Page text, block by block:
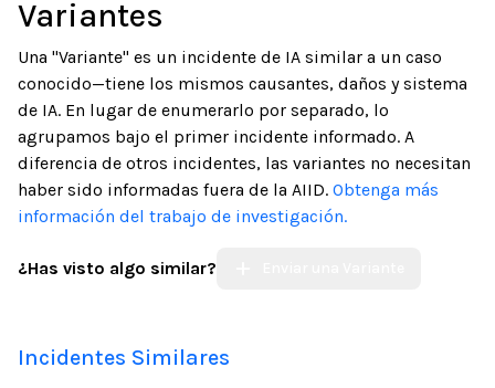
Variantes
Una "Variante" es un incidente de IA similar a un caso
conocido—tiene los mismos causantes, daños y sistema
de IA. En lugar de enumerarlo por separado, lo
agrupamos bajo el primer incidente informado. A
diferencia de otros incidentes, las variantes no necesitan
haber sido informadas fuera de la AIID. Obtenga más
información del trabajo de investigación.
¿Has visto algo similar?
Incidentes Similares